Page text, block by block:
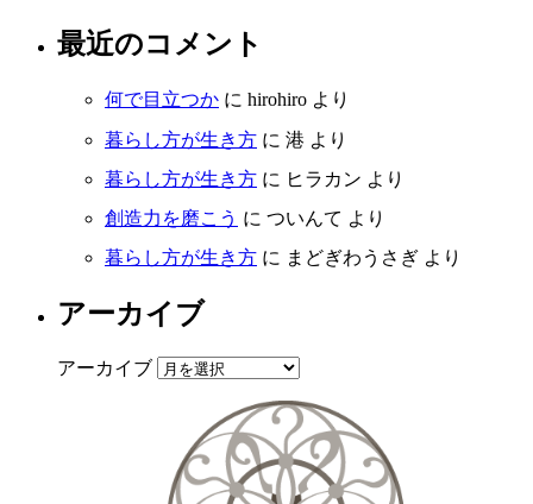
最近のコメント
何で目立つか に hirohiro より
暮らし方が生き方 に 港 より
暮らし方が生き方 に ヒラカン より
創造力を磨こう に ついんて より
暮らし方が生き方 に まどぎわうさぎ より
アーカイブ
アーカイブ